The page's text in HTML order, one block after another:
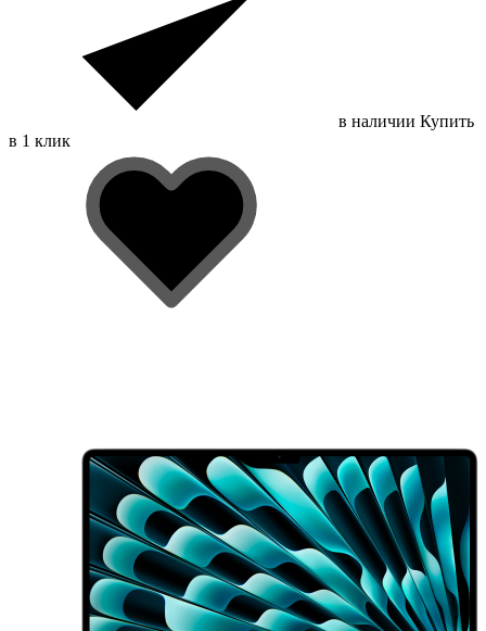
в наличии Купить
в 1 клик